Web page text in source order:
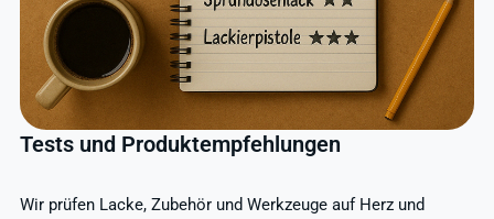
Tests und Produktempfehlungen
Wir prüfen Lacke, Zubehör und Werkzeuge auf Herz und